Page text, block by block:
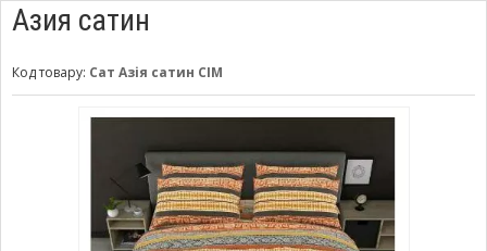
Азия сатин
Код товару: Сат Азія сатин СІМ